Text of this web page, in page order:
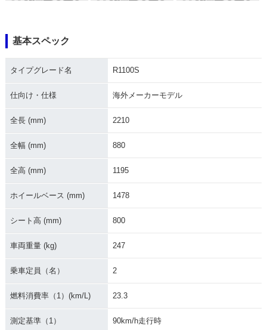
2003年 R1100S
基本スペック
タイプグレード名 R1100S
仕向け・仕様 海外メーカーモデル
全長 (mm) 2210
全幅 (mm) 880
全高 (mm) 1195
ホイールベース (mm) 1478
シート高 (mm) 800
車両重量 (kg) 247
乗車定員（名） 2
燃料消費率（1）(km/L) 23.3
測定基準（1） 90km/h走行時